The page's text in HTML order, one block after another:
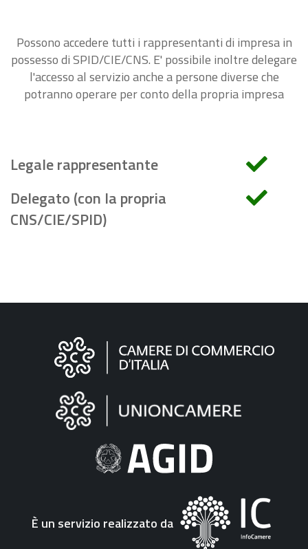
Possono accedere tutti i rappresentanti di impresa in
possesso di SPID/CIE/CNS. E' possibile inoltre delegare
l'accesso al servizio anche a persone diverse che
potranno operare per conto della propria impresa
Legale rappresentante
Delegato (con la propria
CNS/CIE/SPID)
Informazioni
"Fattura
Elettronica"
È un servizio realizzato da